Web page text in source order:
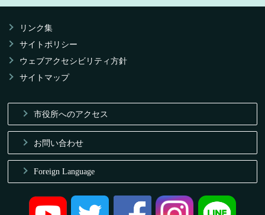
リンク集
サイトポリシー
ウェブアクセシビリティ方針
サイトマップ
市役所へのアクセス
お問い合わせ
Foreign Language